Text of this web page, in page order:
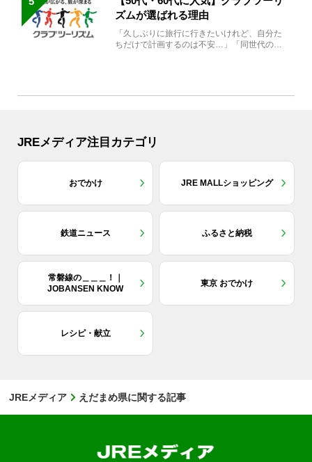
ズムが選ばれる理由
「久しぶりに旅行に行きたいけれど、自分た
ちだけで計画するのは不安…」「同世代の方
JREメディア注目カテゴリ
おでかけ JRE MALLショッピング
鉄道ニュース ふるさと納税
常磐線の＿＿＿！｜
JOBANSEN KNOW
東京 おでかけ
レシピ・献立
JREメディア えだまめ県に関する記事